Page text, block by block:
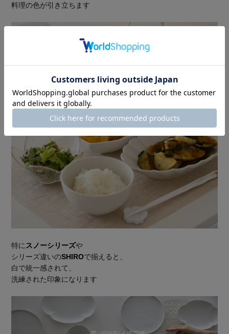
料理の色が引き立ちます
特に スノーシリーズや
シリーズ違いのSHIROで揃えると、
白で統一感されて、
洗練された印象になります